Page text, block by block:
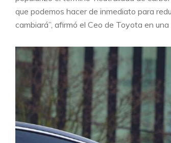
que podemos hacer de inmediato para
cambiará”, afirmó el Ceo de Toyota en